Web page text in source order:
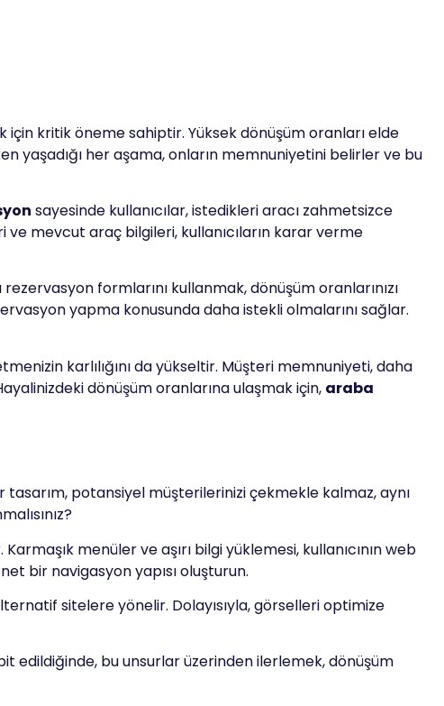
kritik öneme sahiptir. Yüksek dönüşüm oranları elde
yaşadığı her aşama, onların memnuniyetini belirler ve bu
sayesinde kullanıcılar, istedikleri aracı zahmetsizce
mevcut araç bilgileri, kullanıcıların karar verme
formlarını kullanmak, dönüşüm oranlarınızı
yapma konusunda daha istekli olmalarını sağlar.
karlılığını da yükseltir. Müşteri memnuniyeti, daha
dönüşüm oranlarına ulaşmak için, araba
potansiyel müşterilerinizi çekmekle kalmaz, aynı
menüler ve aşırı bilgi yüklemesi, kullanıcının web
bir navigasyon yapısı oluşturun.
sitelere yönelir. Dolayısıyla, görselleri optimize
edildiğinde, bu unsurlar üzerinden ilerlemek, dönüşüm